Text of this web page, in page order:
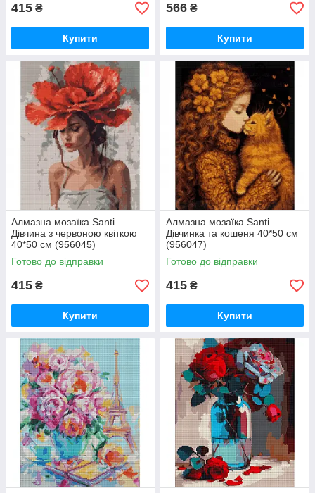
415 ₴
Купити
566 ₴
Купити
Алмазна мозаїка Santi
Дівчина з червоною квіткою
40*50 см (956045)
Готово до відправки
415 ₴
Купити
Алмазна мозаїка Santi
Дівчинка та кошеня 40*50 см
(956047)
Готово до відправки
415 ₴
Купити